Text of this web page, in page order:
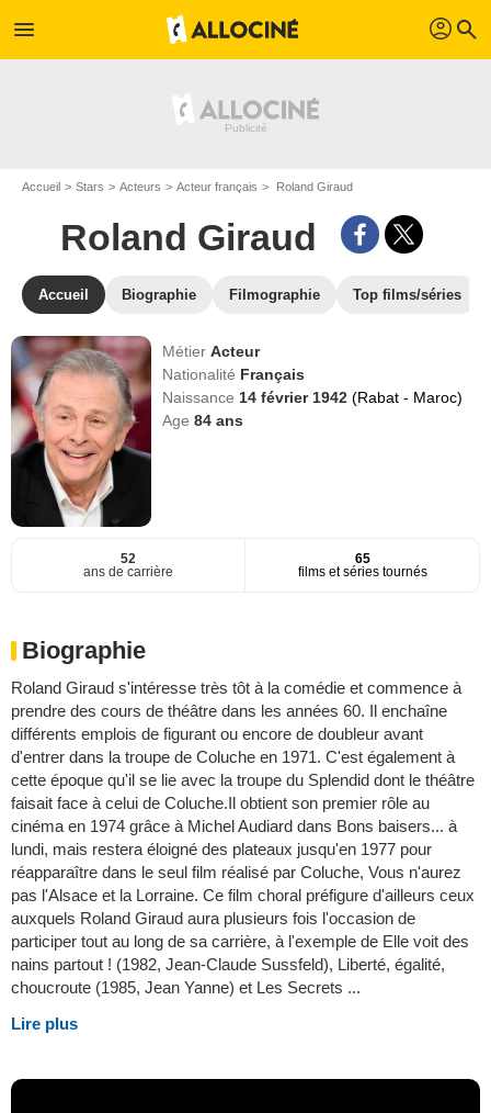
menu profil search
Accueil Stars Acteurs Acteur français Roland Giraud
Roland Giraud
Accueil Biographie Filmographie Top films/séries
MétierActeur
Nationalité Français
Naissance 14 février 1942(Rabat - Maroc)
Age84 ans
52
ans de carrière
65
films et séries tournés
Biographie
Roland Giraud s'intéresse très tôt à la comédie et commence à
prendre des cours de théâtre dans les années 60. Il enchaîne
différents emplois de figurant ou encore de doubleur avant
d'entrer dans la troupe de Coluche en 1971. C'est également à
cette époque qu'il se lie avec la troupe du Splendid dont le théâtre
faisait face à celui de Coluche.Il obtient son premier rôle au
cinéma en 1974 grâce à Michel Audiard dans Bons baisers... à
lundi, mais restera éloigné des plateaux jusqu'en 1977 pour
réapparaître dans le seul film réalisé par Coluche, Vous n'aurez
pas l'Alsace et la Lorraine. Ce film choral préfigure d'ailleurs ceux
auxquels Roland Giraud aura plusieurs fois l'occasion de
participer tout au long de sa carrière, à l'exemple de Elle voit des
nains partout ! (1982, Jean-Claude Sussfeld), Liberté, égalité,
choucroute (1985, Jean Yanne) et Les Secrets ...
Lire plus